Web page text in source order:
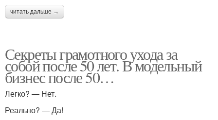
читать дальше →
Секреты грамотного ухода за
собой после 50 лет. В модельный
бизнес после 50…
Легко? — Нет.
Реально? — Да!